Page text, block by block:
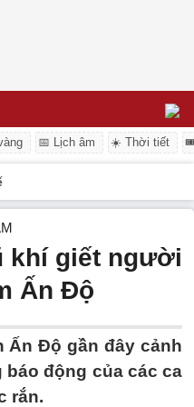
📅 Lịch âm ☀️ Thời tiết
khí giết người
Ấn Độ
Ấn Độ gần đây cảnh
báo động của các ca
rắn.